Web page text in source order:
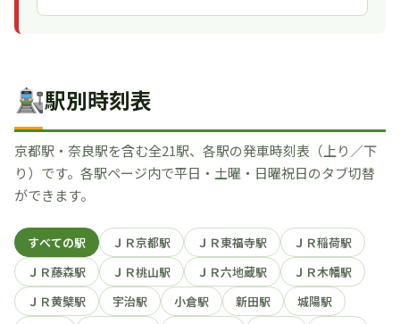
駅別時刻表
京都駅・奈良駅を含む全21駅、各駅の発車時刻表（上り／下
り）です。各駅ページ内で平日・土曜・日曜祝日のタブ切替
ができます。
すべての駅 ＪＲ京都駅 ＪＲ東福寺駅
ＪＲ稲荷駅
ＪＲ藤森駅
ＪＲ桃山駅 ＪＲ六地蔵駅
ＪＲ木幡駅
ＪＲ黄檗駅
宇治駅 小倉駅 新田駅
城陽駅